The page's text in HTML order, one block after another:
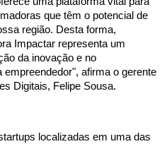
que têm o potencial de
região. Desta forma,
Impactar representa um
da inovação e no
afirma o gerente
Digitais, Felipe Sousa.
localizadas em uma das